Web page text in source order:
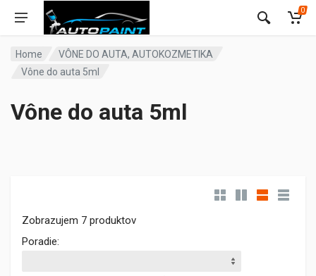
0
Home
VÔNE DO AUTA, AUTOKOZMETIKA
Vône do auta 5ml
Vône do auta 5ml
Zobrazujem 7 produktov
Poradie: